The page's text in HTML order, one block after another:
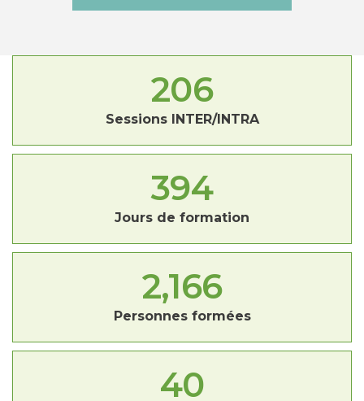
206
Sessions INTER/INTRA
394
Jours de formation
2,166
Personnes formées
40